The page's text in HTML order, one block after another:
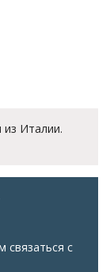
Италии.
связаться с